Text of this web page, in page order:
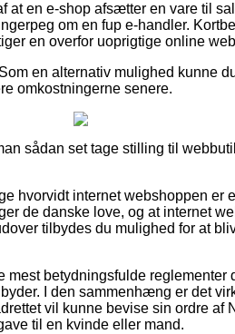
at en e-shop afsætter en vare til
om en fup e-handler.
en overfor uoprigtige online
en alternativ mulighed kunne
omkostningerne senere.
sådan set tage stilling til
hvorvidt internet webshoppen er
de danske love, og at internet
tilbydes du mulighed for at
mest betydningsfulde
I den sammenhæng er det
vil kunne bevise sin ordre af
til en kvinde eller mand.